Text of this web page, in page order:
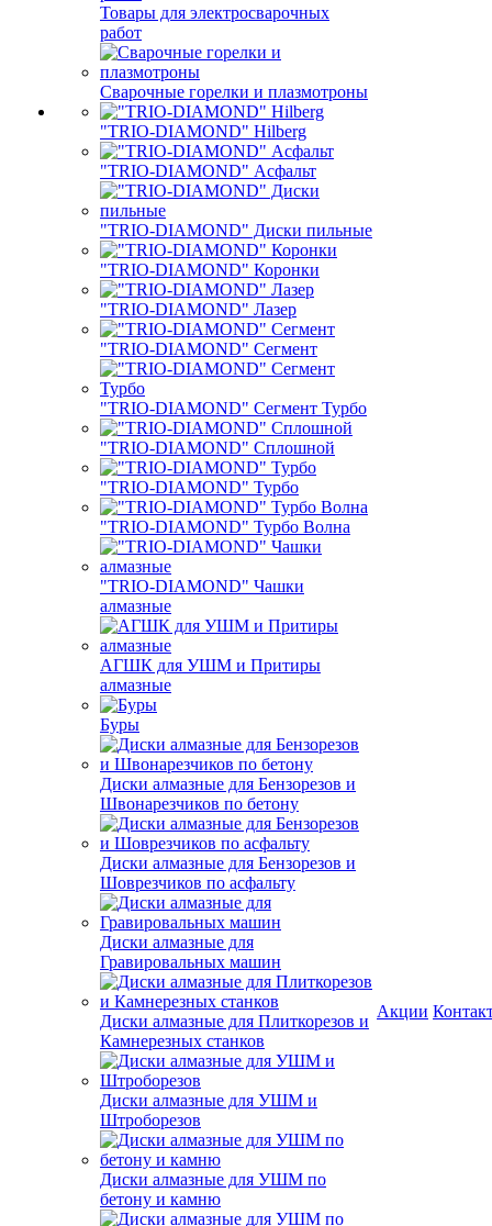
Товары для электросварочных
работ
Сварочные горелки и плазмотроны
"TRIO-DIAMOND" Hilberg
"TRIO-DIAMOND" Асфальт
"TRIO-DIAMOND" Диски пильные
"TRIO-DIAMOND" Коронки
"TRIO-DIAMOND" Лазер
"TRIO-DIAMOND" Сегмент
"TRIO-DIAMOND" Сегмент Турбо
"TRIO-DIAMOND" Сплошной
"TRIO-DIAMOND" Турбо
"TRIO-DIAMOND" Турбо Волна
"TRIO-DIAMOND" Чашки
алмазные
АГШК для УШМ и Притиры
алмазные
Буры
Диски алмазные для Бензорезов и
Швонарезчиков по бетону
Диски алмазные для Бензорезов и
Шоврезчиков по асфальту
Диски алмазные для
Гравировальных машин
Диски алмазные для Плиткорезов и
Камнерезных станков
Диски алмазные для УШМ и
Штроборезов
Диски алмазные для УШМ по
бетону и камню
Акции